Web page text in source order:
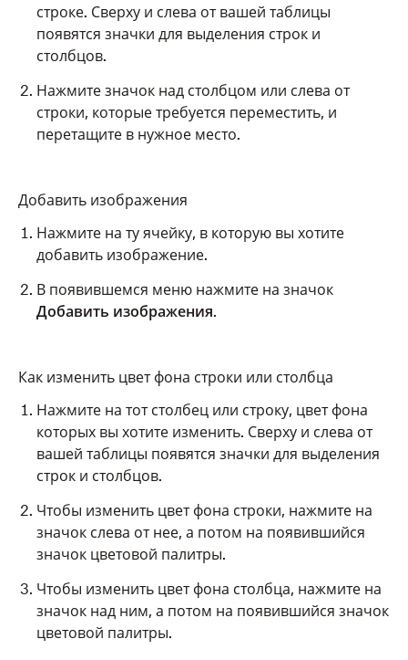
строке. Сверху и слева от вашей таблицы
появятся значки для выделения строк и
столбцов.
Нажмите значок над столбцом или слева от
строки, которые требуется переместить, и
перетащите в нужное место.
Добавить изображения
Нажмите на ту ячейку, в которую вы хотите
добавить изображение.
В появившемся меню нажмите на значок
Добавить изображения.
Как изменить цвет фона строки или столбца
Нажмите на тот столбец или строку, цвет фона
которых вы хотите изменить. Сверху и слева от
вашей таблицы появятся значки для выделения
строк и столбцов.
Чтобы изменить цвет фона строки, нажмите на
значок слева от нее, а потом на появившийся
значок цветовой палитры.
Чтобы изменить цвет фона столбца, нажмите на
значок над ним, а потом на появившийся значок
цветовой палитры.